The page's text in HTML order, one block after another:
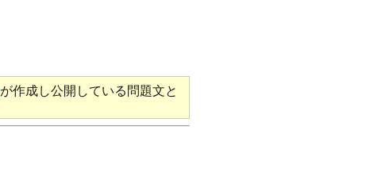
が作成し公開している問題文と